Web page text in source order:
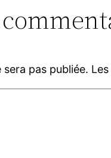
pas publiée.